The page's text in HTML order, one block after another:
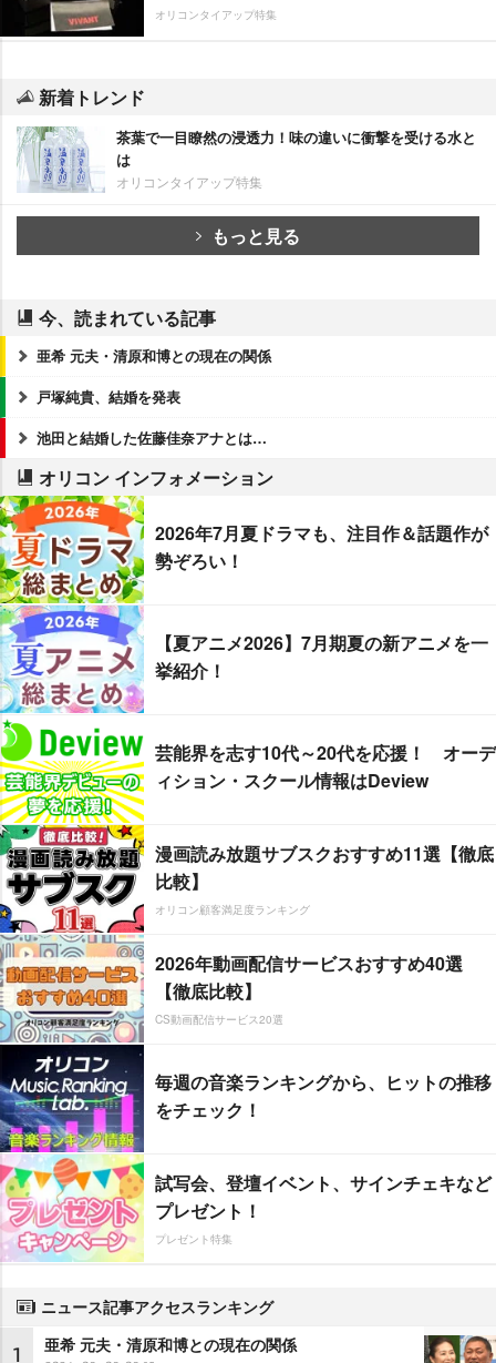
オリコンタイアップ特集
新着トレンド
茶葉で一目瞭然の浸透力！味の違いに衝撃を受ける水と
は
オリコンタイアップ特集
もっと見る
今、読まれている記事
亜希 元夫・清原和博との現在の関係
戸塚純貴、結婚を発表
池田と結婚した佐藤佳奈アナとは…
オリコン インフォメーション
2026年7月夏ドラマも、注目作＆話題作が
勢ぞろい！
【夏アニメ2026】7月期夏の新アニメを一
挙紹介！
芸能界を志す10代～20代を応援！ オーデ
ィション・スクール情報はDeview
漫画読み放題サブスクおすすめ11選【徹底
比較】
オリコン顧客満足度ランキング
2026年動画配信サービスおすすめ40選
【徹底比較】
CS動画配信サービス20選
毎週の音楽ランキングから、ヒットの推移
をチェック！
試写会、登壇イベント、サインチェキなど
プレゼント！
プレゼント特集
ニュース記事アクセスランキング
1 亜希 元夫・清原和博との現在の関係